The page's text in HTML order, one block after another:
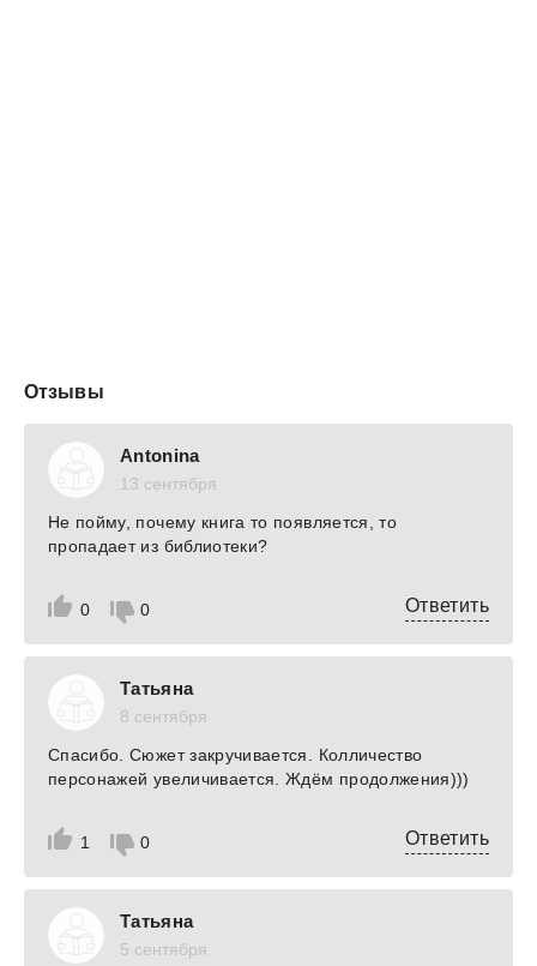
Отзывы
Antonina
13 сентября
0 0
Не пойму, почему книга то появляется, то
пропадает из библиотеки?
Ответить
Татьяна
8 сентября
1 0
Спасибо. Сюжет закручивается. Колличество
персонажей увеличивается. Ждём продолжения)))
Ответить
Татьяна
5 сентября